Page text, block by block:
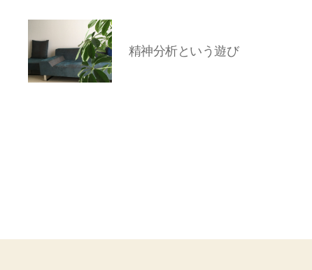
の
精神分析という遊び